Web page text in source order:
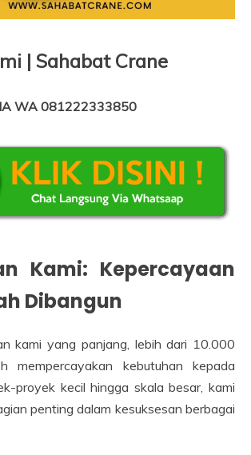
| Sahabat Crane
WA 081222333850
Kami: Kepercayaan
Dibangun
kami yang panjang, lebih dari 10.000
mempercayakan kebutuhan kepada
proyek kecil hingga skala besar, kami
penting dalam kesuksesan berbagai